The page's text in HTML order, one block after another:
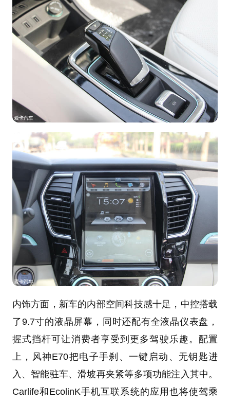
内饰方面，新车的内部空间科技感十足，中控搭载
了9.7寸的液晶屏幕，同时还配有全液晶仪表盘，
握式挡杆可让消费者享受到更多驾驶乐趣。配置
上，风神E70把电子手刹、一键启动、无钥匙进
入、智能驻车、滑坡再夹紧等多项功能注入其中。
Carlife和EcolinK手机互联系统的应用也将使驾乘